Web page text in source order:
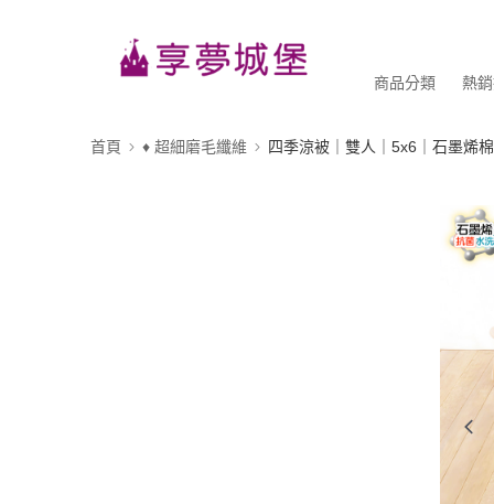
商品分類 熱
首頁 ♦ 超細磨毛纖維 四季涼被｜雙人｜5x6｜石墨烯棉